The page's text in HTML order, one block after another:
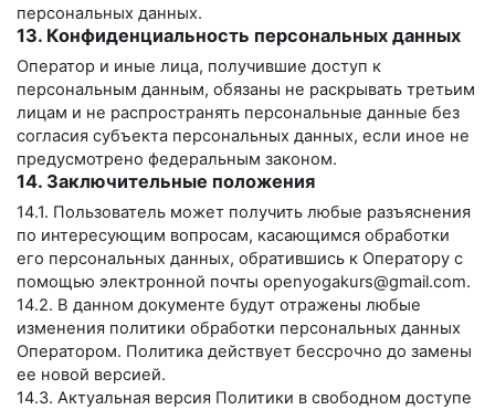
персональных данных.
13. Конфиденциальность персональных данных
Оператор и иные лица, получившие доступ к
персональным данным, обязаны не раскрывать третьим
лицам и не распространять персональные данные без
согласия субъекта персональных данных, если иное не
предусмотрено федеральным законом.
14. Заключительные положения
14.1. Пользователь может получить любые разъяснения
по интересующим вопросам, касающимся обработки
его персональных данных, обратившись к Оператору с
помощью электронной почты openyogakurs@gmail.com.
14.2. В данном документе будут отражены любые
изменения политики обработки персональных данных
Оператором. Политика действует бессрочно до замены
ее новой версией.
14.3. Актуальная версия Политики в свободном доступе